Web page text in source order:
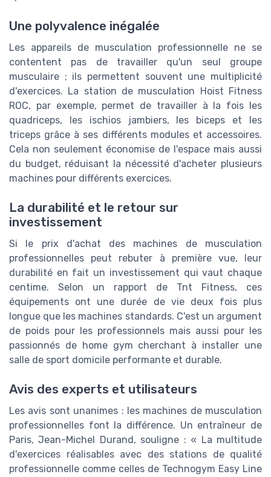
Une polyvalence inégalée
Les appareils de musculation professionnelle ne se
contentent pas de travailler qu'un seul groupe
musculaire ; ils permettent souvent une multiplicité
d'exercices. La station de musculation Hoist Fitness
ROC, par exemple, permet de travailler à la fois les
quadriceps, les ischios jambiers, les biceps et les
triceps grâce à ses différents modules et accessoires.
Cela non seulement économise de l'espace mais aussi
du budget, réduisant la nécessité d'acheter plusieurs
machines pour différents exercices.
La durabilité et le retour sur
investissement
Si le prix d'achat des machines de musculation
professionnelles peut rebuter à première vue, leur
durabilité en fait un investissement qui vaut chaque
centime. Selon un rapport de Tnt Fitness, ces
équipements ont une durée de vie deux fois plus
longue que les machines standards. C'est un argument
de poids pour les professionnels mais aussi pour les
passionnés de home gym cherchant à installer une
salle de sport domicile performante et durable.
Avis des experts et utilisateurs
Les avis sont unanimes : les machines de musculation
professionnelles font la différence. Un entraîneur de
Paris, Jean-Michel Durand, souligne : « La multitude
d'exercices réalisables avec des stations de qualité
professionnelle comme celles de Technogym Easy Line